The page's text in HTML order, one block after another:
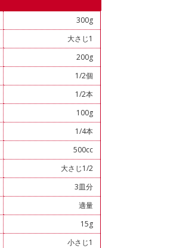
300g
大さじ1
200g
1/2個
1/2本
100g
1/4本
500cc
大さじ1/2
3皿分
適量
15g
小さじ1